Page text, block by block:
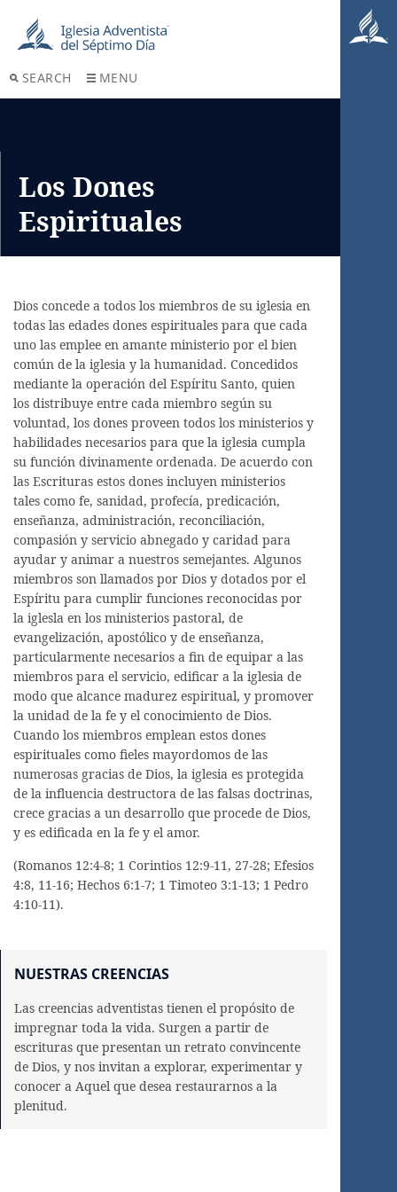
SEARCH MENU
Los Dones
Espirituales
Dios concede a todos los miembros de su iglesia en
todas las edades dones espirituales para que cada
uno las emplee en amante ministerio por el bien
común de la iglesia y la humanidad. Concedidos
mediante la operación del Espíritu Santo, quien
los distribuye entre cada miembro según su
voluntad, los dones proveen todos los ministerios y
habilidades necesarios para que la iglesia cumpla
su función divinamente ordenada. De acuerdo con
las Escrituras estos dones incluyen ministerios
tales como fe, sanidad, profecía, predicación,
enseñanza, administración, reconciliación,
compasión y servicio abnegado y caridad para
ayudar y animar a nuestros semejantes. Algunos
miembros son llamados por Dios y dotados por el
Espíritu para cumplir funciones reconocidas por
la iglesla en los ministerios pastoral, de
evangelización, apostólico y de enseñanza,
particularmente necesarios a fin de equipar a las
miembros para el servicio, edificar a la iglesia de
modo que alcance madurez espiritual, y promover
la unidad de la fe y el conocimiento de Dios.
Cuando los miembros emplean estos dones
espirituales como fieles mayordomos de las
numerosas gracias de Dios, la iglesia es protegida
de la influencia destructora de las falsas doctrinas,
crece gracias a un desarrollo que procede de Dios,
y es edificada en la fe y el amor.
(Romanos 12:4-8; 1 Corintios 12:9-11, 27-28; Efesios
4:8, 11-16; Hechos 6:1-7; 1 Timoteo 3:1-13; 1 Pedro
4:10-11).
NUESTRAS CREENCIAS
Las creencias adventistas tienen el propósito de
impregnar toda la vida. Surgen a partir de
escrituras que presentan un retrato convincente
de Dios, y nos invitan a explorar, experimentar y
conocer a Aquel que desea restaurarnos a la
plenitud.